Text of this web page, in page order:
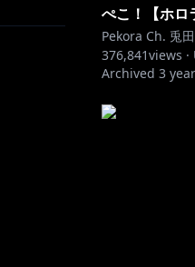
ぺこ！【ホロ
Pekora Ch. 兎
376,841views ·
Archived 3